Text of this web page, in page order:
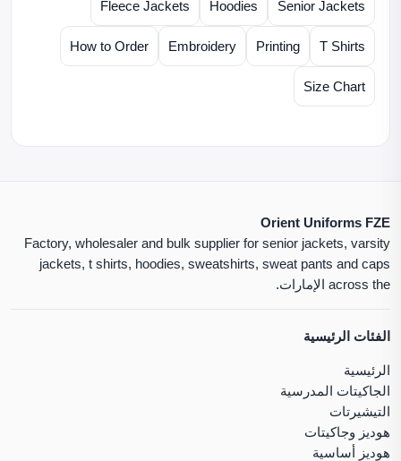
Senior Jackets
Hoodies
Fleece Jackets
T Shirts
Printing
Embroidery
How to Order
Size Chart
Orient Uniforms FZE
Factory, wholesaler and bulk supplier for senior jackets, varsity
jackets, t shirts, hoodies, sweatshirts, sweat pants and caps
across the الإمارات.
الفئات الرئيسية
الرئيسية
الجاكيتات المدرسية
التيشيرتات
هوديز وجاكيتات
هوديز أساسية